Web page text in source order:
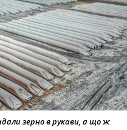
зерно в рукави, а що ж